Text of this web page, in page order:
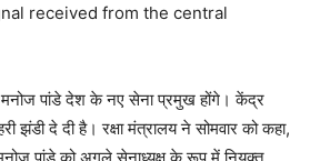
received from the central
पांडे देश के नए सेना प्रमुख होंगे। केंद्र
झंडी दे दी है। रक्षा मंत्रालय ने सोमवार को कहा,
पांडे को अगले सेनाध्यक्ष के रूप में नियुक्त